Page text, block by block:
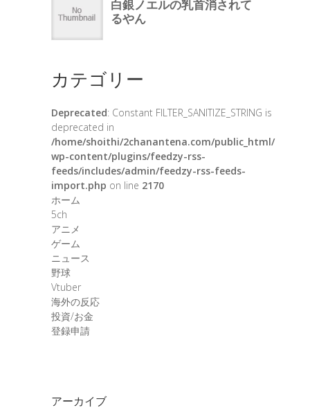
カテゴリー
Deprecated: Constant FILTER_SANITIZE_STRING is
deprecated in
/home/shoithi/2chanantena.com/public_html/
wp-content/plugins/feedzy-rss-
feeds/includes/admin/feedzy-rss-feeds-
import.php on line 2170
ホーム
5ch
アニメ
ゲーム
ニュース
野球
Vtuber
海外の反応
投資/お金
登録申請
アーカイブ